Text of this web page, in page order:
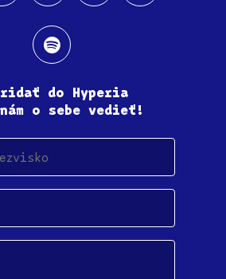
do Hyperia
o sebe vedieť!